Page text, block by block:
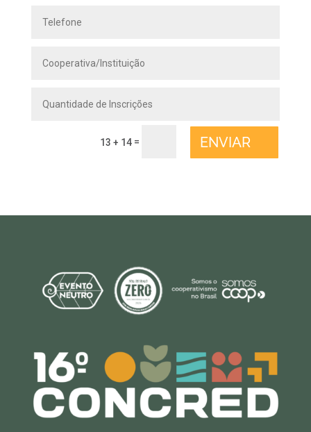
13 + 14 = ENVIAR